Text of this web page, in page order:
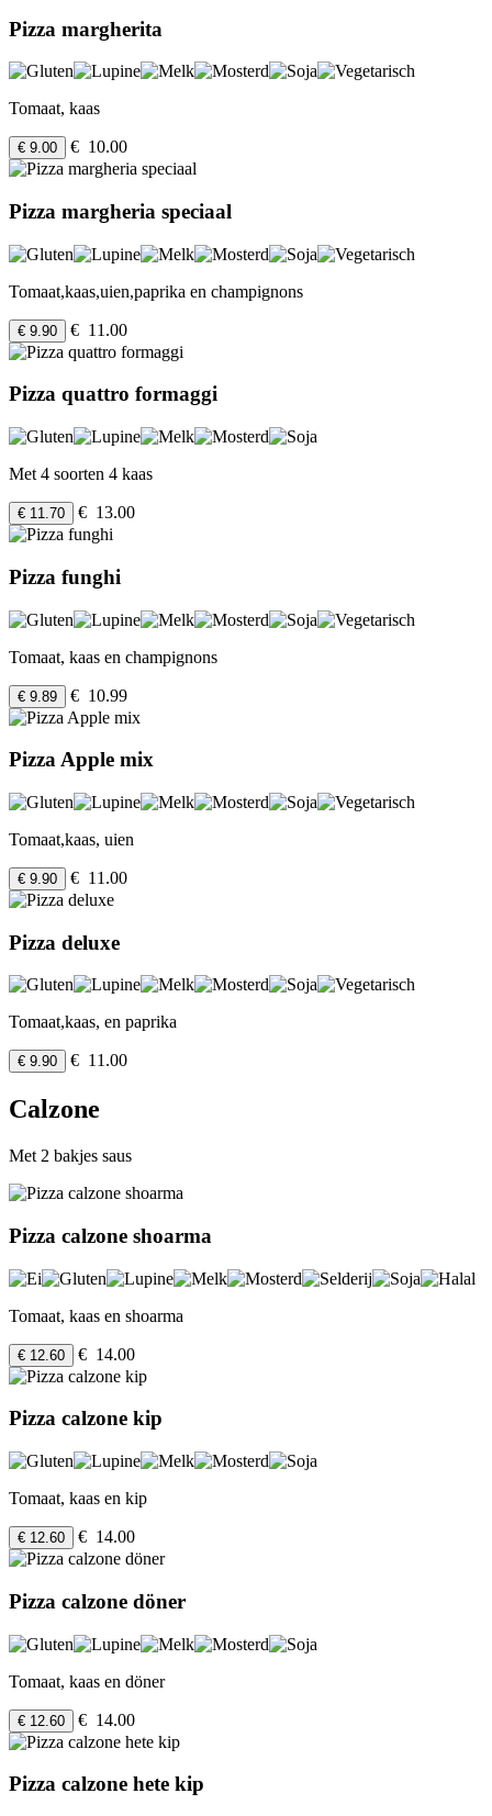
Pizza margherita
Tomaat, kaas
€ 9.00 € 10.00
Pizza margheria speciaal
Tomaat,kaas,uien,paprika en champignons
€ 9.90 € 11.00
Pizza quattro formaggi
Met 4 soorten 4 kaas
€ 11.70 € 13.00
Pizza funghi
Tomaat, kaas en champignons
€ 9.89 € 10.99
Pizza Apple mix
Tomaat,kaas, uien
€ 9.90 € 11.00
Pizza deluxe
Tomaat,kaas, en paprika
€ 9.90 € 11.00
Calzone
Met 2 bakjes saus
Pizza calzone shoarma
Tomaat, kaas en shoarma
€ 12.60 € 14.00
Pizza calzone kip
Tomaat, kaas en kip
€ 12.60 € 14.00
Pizza calzone döner
Tomaat, kaas en döner
€ 12.60 € 14.00
Pizza calzone hete kip